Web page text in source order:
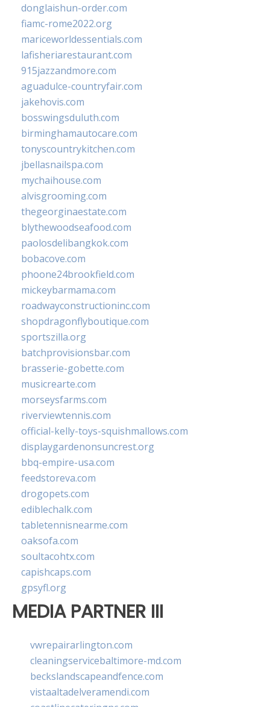
donglaishun-order.com
fiamc-rome2022.org
mariceworldessentials.com
lafisheriarestaurant.com
915jazzandmore.com
aguadulce-countryfair.com
jakehovis.com
bosswingsduluth.com
birminghamautocare.com
tonyscountrykitchen.com
jbellasnailspa.com
mychaihouse.com
alvisgrooming.com
thegeorginaestate.com
blythewoodseafood.com
paolosdelibangkok.com
bobacove.com
phoone24brookfield.com
mickeybarmama.com
roadwayconstructioninc.com
shopdragonflyboutique.com
sportszilla.org
batchprovisionsbar.com
brasserie-gobette.com
musicrearte.com
morseysfarms.com
riverviewtennis.com
official-kelly-toys-squishmallows.com
displaygardenonsuncrest.org
bbq-empire-usa.com
feedstoreva.com
drogopets.com
ediblechalk.com
tabletennisnearme.com
oaksofa.com
soultacohtx.com
capishcaps.com
gpsyfl.org
MEDIA PARTNER III
vwrepairarlington.com
cleaningservicebaltimore-md.com
beckslandscapeandfence.com
vistaaltadelveramendi.com